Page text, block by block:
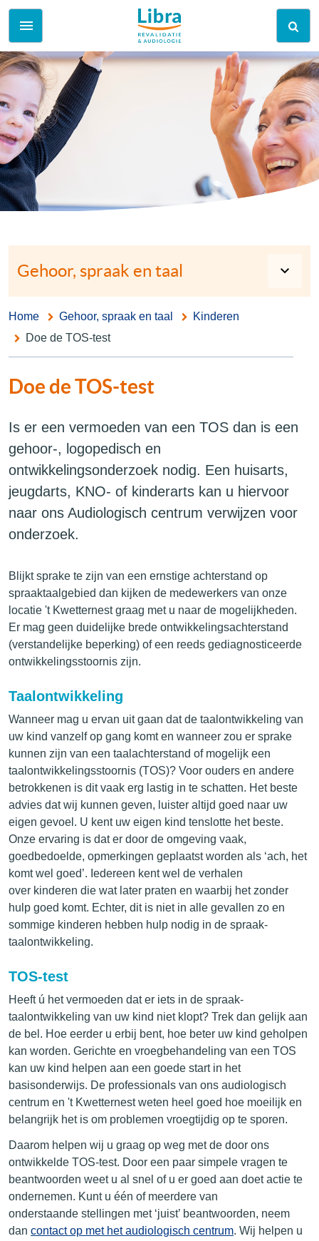
Gehoor, spraak en taal
Home Gehoor, spraak en taal
Kinderen
Doe de TOS-test
Doe de TOS-test
Is er een vermoeden van een TOS dan is een
gehoor-, logopedisch en
ontwikkelingsonderzoek nodig. Een huisarts,
jeugdarts, KNO- of kinderarts kan u hiervoor
naar ons Audiologisch centrum verwijzen voor
onderzoek.
Blijkt sprake te zijn van een ernstige achterstand op
spraaktaalgebied dan kijken de medewerkers van onze
locatie 't Kwetternest graag met u naar de mogelijkheden.
Er mag geen duidelijke brede ontwikkelingsachterstand
(verstandelijke beperking) of een reeds gediagnosticeerde
ontwikkelingsstoornis zijn.
Taalontwikkeling
Wanneer mag u ervan uit gaan dat de taalontwikkeling van
uw kind vanzelf op gang komt en wanneer zou er sprake
kunnen zijn van een taalachterstand of mogelijk een
taalontwikkelingsstoornis (TOS)? Voor ouders en andere
betrokkenen is dit vaak erg lastig in te schatten. Het beste
advies dat wij kunnen geven, luister altijd goed naar uw
eigen gevoel. U kent uw eigen kind tenslotte het beste.
Onze ervaring is dat er door de omgeving vaak,
goedbedoelde, opmerkingen geplaatst worden als ‘ach, het
komt wel goed’. Iedereen kent wel de verhalen
over kinderen die wat later praten en waarbij het zonder
hulp goed komt. Echter, dit is niet in alle gevallen zo en
sommige kinderen hebben hulp nodig in de spraak-
taalontwikkeling.
TOS-test
Heeft ú het vermoeden dat er iets in de spraak-
taalontwikkeling van uw kind niet klopt? Trek dan gelijk aan
de bel. Hoe eerder u erbij bent, hoe beter uw kind geholpen
kan worden. Gerichte en vroegbehandeling van een TOS
kan uw kind helpen aan een goede start in het
basisonderwijs. De professionals van ons audiologisch
centrum en 't Kwetternest weten heel goed hoe moeilijk en
belangrijk het is om problemen vroegtijdig op te sporen.
Daarom helpen wij u graag op weg met de door ons
ontwikkelde TOS-test. Door een paar simpele vragen te
beantwoorden weet u al snel of u er goed aan doet actie te
ondernemen. Kunt u één of meerdere van
onderstaande stellingen met ‘juist’ beantwoorden, neem
dan contact op met het audiologisch centrum. Wij helpen u